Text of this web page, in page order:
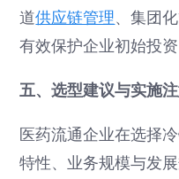
道供应链管理、集团
有效保护企业初始投资
五、选型建议与实施
医药流通企业在选择
特性、业务规模与发